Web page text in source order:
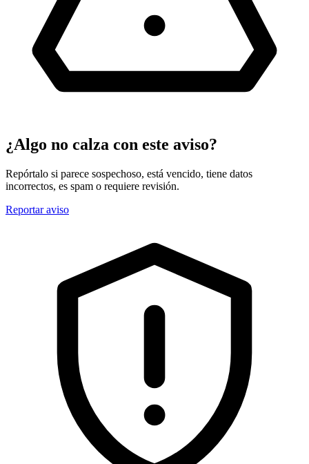
¿Algo no calza con este aviso?
Repórtalo si parece sospechoso, está vencido, tiene datos
incorrectos, es spam o requiere revisión.
Reportar aviso